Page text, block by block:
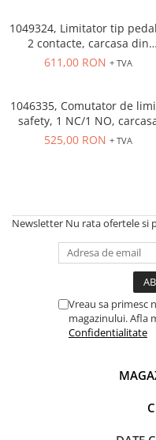
1049324, Limitator tip
2 contacte, carcasa din
plastic, 2 m
611,00 RON + TVA
1046335, Comutator de
safety, 1 NC/1 NO,
aluminiu, conexiune cablu
525,00 RON + TVA
Newsletter Nu rata ofertele si
Vreau sa primesc
magazinului. Afla
Confidentialitate